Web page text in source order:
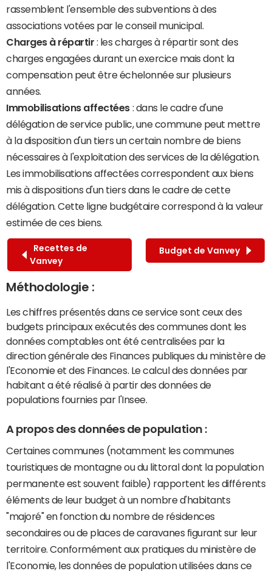
rassemblent l'ensemble des subventions à des
associations votées par le conseil municipal.
Charges à répartir : les charges à répartir sont des
charges engagées durant un exercice mais dont la
compensation peut être échelonnée sur plusieurs
années.
Immobilisations affectées : dans le cadre d'une
délégation de service public, une commune peut mettre
à la disposition d'un tiers un certain nombre de biens
nécessaires à l'exploitation des services de la délégation.
Les immobilisations affectées correspondent aux biens
mis à dispositions d'un tiers dans le cadre de cette
délégation. Cette ligne budgétaire correspond à la valeur
estimée de ces biens.
Recettes de
Vanvey
Budget de Vanvey
Méthodologie :
Les chiffres présentés dans ce service sont ceux des
budgets principaux exécutés des communes dont les
données comptables ont été centralisées par la
direction générale des Finances publiques du ministère de
l'Economie et des Finances. Le calcul des données par
habitant a été réalisé à partir des données de
populations fournies par l'Insee.
A propos des données de population :
Certaines communes (notamment les communes
touristiques de montagne ou du littoral dont la population
permanente est souvent faible) rapportent les différents
éléments de leur budget à un nombre d'habitants
"majoré" en fonction du nombre de résidences
secondaires ou de places de caravanes figurant sur leur
territoire. Conformément aux pratiques du ministère de
l'Economie, les données de population utilisées dans ce